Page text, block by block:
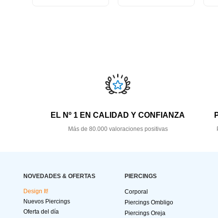
EL Nº 1 EN CALIDAD Y CONFIANZA
Más de 80.000 valoraciones positivas
NOVEDADES & OFERTAS
Design It!
Nuevos Piercings
Oferta del día
PIERCINGS
Corporal
Piercings Ombligo
Piercings Oreja